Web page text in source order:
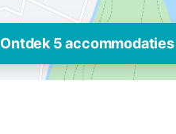
Ontdek 5 accommodaties